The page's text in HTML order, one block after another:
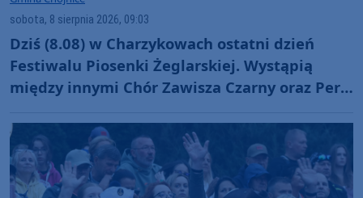
sobota, 8 sierpnia 2026, 09:03
Dziś (8.08) w Charzykowach ostatni dzień
Festiwalu Piosenki Żeglarskiej. Wystąpią
między innymi Chór Zawisza Czarny oraz Perły